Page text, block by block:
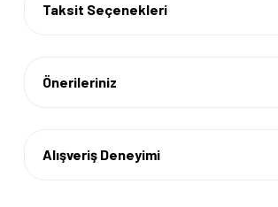
Taksit Seçenekleri
Önerileriniz
Alışveriş Deneyimi